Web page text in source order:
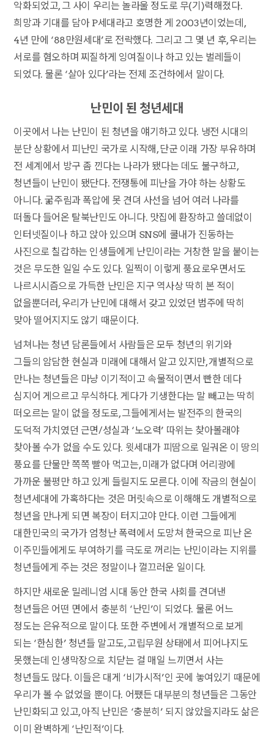
악화되었고, 그 사이 우리는 놀라울 정도로 무(기)력해졌다.
희망과 기대를 담아 P세대라고 호명한 게 2003년이었는데,
4년 만에 ‘88만원세대’로 전락했다. 그리고 그 몇 년 후, 우리는
서로를 혐오하며 찌질하게 잉여질이나 하고 있는 벌레들이
되었다. 물론 ‘살아 있다’라는 전제 조건하에서 말이다.
난민이 된 청년세대
이곳에서 나는 난민이 된 청년을 얘기하고 있다. 냉전 시대의
분단 상황에서 피난민 국가로 시작해, 단군 이래 가장 부유하며
전 세계에서 방구 좀 낀다는 나라가 됐다는 데도 불구하고,
청년들이 난민이 됐단다. 전쟁통에 피난을 가야 하는 상황도
아니다. 굶주림과 폭압에 못 견뎌 사선을 넘어 여러 나라를
떠돌다 들어온 탈북난민도 아니다. 맛집에 환장하고 쓸데없이
인터넷질이나 하고 앉아 있으며 SNS에 쿨내가 진동하는
사진으로 칠갑하는 인생들에게 난민이라는 거창한 말을 붙이는
것은 무도한 일일 수도 있다. 일찍이 이렇게 풍요로우면서도
나르시시즘으로 가득한 난민은 지구 역사상 딱히 본 적이
없을뿐더러, 우리가 난민에 대해서 갖고 있었던 범주에 딱히
맞아 떨어지지도 않기 때문이다.
넘쳐나는 청년 담론들에서 사람들은 모두 청년의 위기와
그들의 암담한 현실과 미래에 대해서 알고 있지만, 개별적으로
만나는 청년들은 마냥 이기적이고 속물적이면서 빤한 데다
심지어 게으르고 무식하다. 게다가 기생한다는 말 빼고는 딱히
떠오르는 말이 없을 정도로, 그들에게서는 발전주의 한국의
도덕적 가치였던 근면/성실과 ‘노오력’ 따위는 찾아볼래야
찾아볼 수가 없을 수도 있다. 윗세대가 피땀으로 일궈온 이 땅의
풍요를 단물만 쪽쪽 빨아 먹고는, 미래가 없다며 어리광에
가까운 불평만 하고 있게 들릴지도 모른다. 이에 작금의 현실이
청년세대에 가혹하다는 것은 머릿속으로 이해해도 개별적으로
청년을 만나게 되면 복장이 터지고야 만다. 이런 그들에게
대한민국의 국가가 엄청난 폭력에서 도망쳐 한국으로 피난 온
이주민들에게도 부여하기를 극도로 꺼리는 난민이라는 지위를
청년들에게 주는 것은 정말이나 껄끄러운 일이다.
하지만 새로운 밀레니엄 시대 동안 한국 사회를 견뎌낸
청년들은 어떤 면에서 충분히 ‘난민’이 되었다. 물론 어느
정도는 은유적으로 말이다. 또한 주변에서 개별적으로 보게
되는 ‘한심한’ 청년들 말고도, 고립무원 상태에서 피어나지도
못했는데 인생막장으로 치닫는 걸 매일 느끼면서 사는
청년들도 많다. 이들은 대게 ‘비가시적’인 곳에 놓여있기 때문에
우리가 볼 수 없었을 뿐이다. 어쨌든 대부분의 청년들은 그동안
난민화되고 있고, 아직 난민은 ‘충분히’ 되지 않았을지라도 삶은
이미 완벽하게 ‘난민적’이다.